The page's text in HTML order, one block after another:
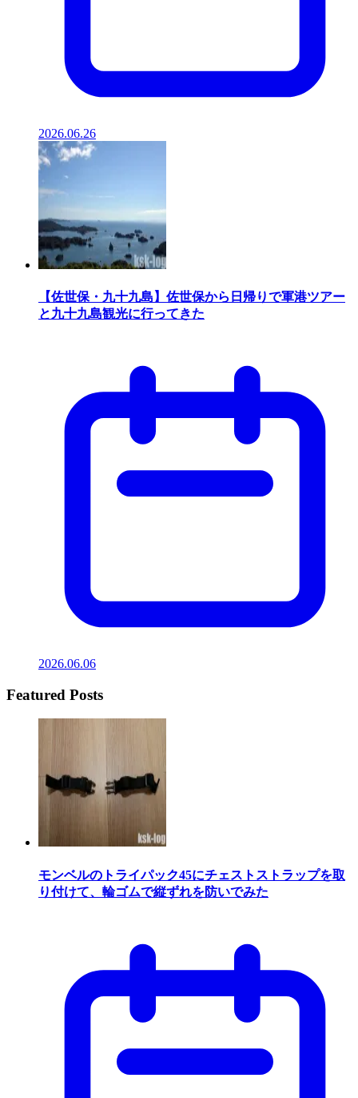
2026.06.26
【佐世保・九十九島】佐世保から日帰りで軍港ツアー
と九十九島観光に行ってきた
2026.06.06
Featured Posts
モンベルのトライパック45にチェストストラップを取
り付けて、輪ゴムで縦ずれを防いでみた